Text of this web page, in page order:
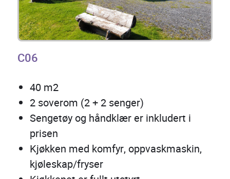
C06
40 m2
2 soverom (2 + 2 senger)
Sengetøy og håndklær er inkludert i
prisen
Kjøkken med komfyr, oppvaskmaskin,
kjøleskap/fryser